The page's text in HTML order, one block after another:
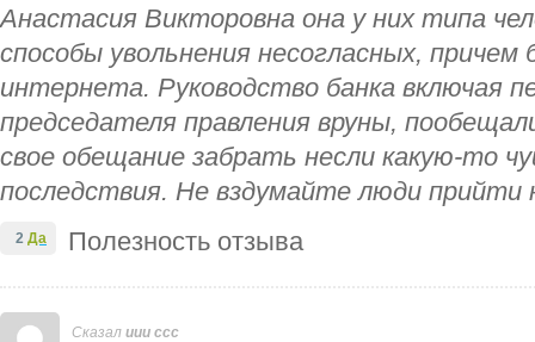
Анастасия Викторовна она у них типа
способы увольнения несогласных,
интернета. Руководство банка включая
председателя правления вруны,
свое обещание забрать несли какую-то
последствия. Не вздумайте люди прийти
Полезность отзыва
2 Да
Сказал иии ссс